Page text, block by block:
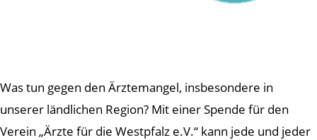
Was tun gegen den Ärztemangel, insbesondere in
unserer ländlichen Region? Mit einer Spende für den
Verein „Ärzte für die Westpfalz e.V.“ kann jede und jeder